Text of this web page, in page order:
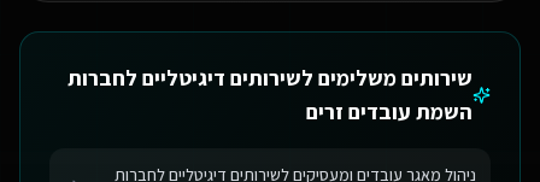
שירותים משלימים לשירותים דיגיטליים לחברות
השמת עובדים זרים
ניהול מאגר עובדים ומעסיקים לשירותים דיגיטליים לחברות